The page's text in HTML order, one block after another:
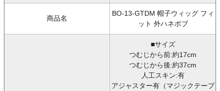
商品名
BO-13-GTDM 帽子ウィッグ フィ
ット 外ハネボブ
■サイズ
つむじから前:約17cm
つむじから後:約37cm
人工スキン:有
アジャスター有（マジックテープ